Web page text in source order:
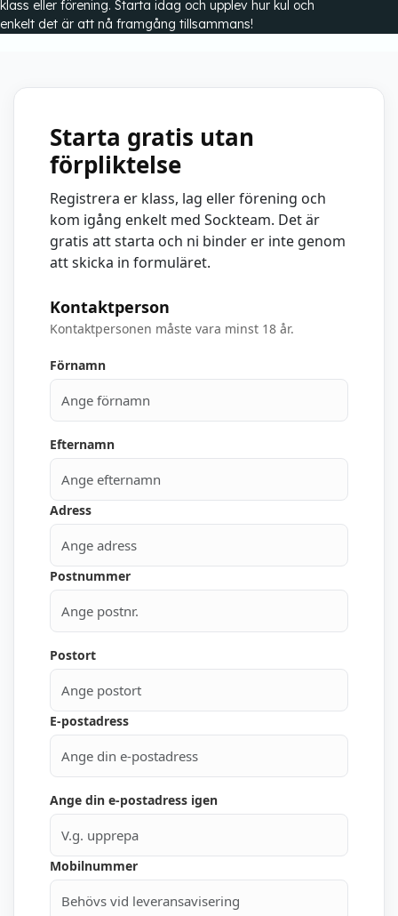
klass eller förening. Starta idag och upplev hur kul och
enkelt det är att nå framgång tillsammans!
Starta gratis utan
förpliktelse
Registrera er klass, lag eller förening och
kom igång enkelt med Sockteam. Det är
gratis att starta och ni binder er inte genom
att skicka in formuläret.
Kontaktperson
Kontaktpersonen måste vara minst 18 år.
Förnamn
Efternamn
Adress
Postnummer
Postort
E-postadress
Ange din e-postadress igen
Mobilnummer